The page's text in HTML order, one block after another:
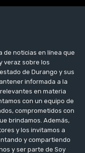
de noticias en línea que
veraz sobre los
de Durango y sus
informada a la
en materia
con un equipo de
comprometidos con
brindamos. Además,
y los invitamos a
y compartiendo
y ser parte de Soy